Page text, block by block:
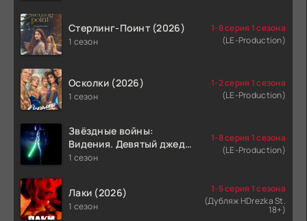
Стерлинг-Поинт (2026)
1 сезон
1-8 серия 1 сезона
(LE-Production)
Осколки (2026)
1 сезон
1-2 серия 1 сезона
(LE-Production)
Звёздные войны:
Видения. Девятый джедай
(2026)
1 сезон
1-8 серия 1 сезона
(LE-Production)
Лаки (2026)
1 сезон
1-5 серия 1 сезона
(Дубляж HDrezka St.
18+)